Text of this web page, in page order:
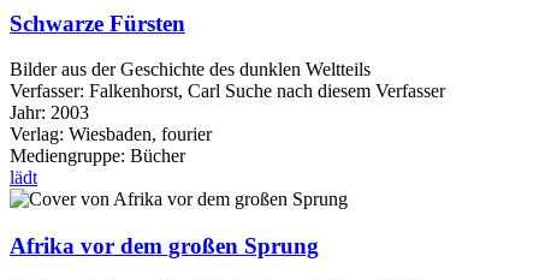
Schwarze Fürsten
Bilder aus der Geschichte des dunklen Weltteils
Verfasser: Falkenhorst, Carl Suche nach diesem Verfasser
Jahr: 2003
Verlag: Wiesbaden, fourier
Mediengruppe: Bücher
lädt
Afrika vor dem großen Sprung